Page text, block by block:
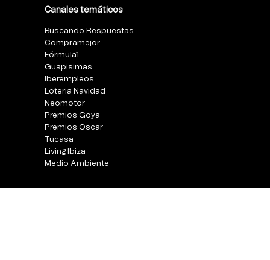
Canales temáticos
Buscando Respuestas
Compramejor
Fórmula1
Guapisimas
Iberempleos
Loteria Navidad
Neomotor
Premios Goya
Premios Oscar
Tucasa
Living Ibiza
Medio Ambiente